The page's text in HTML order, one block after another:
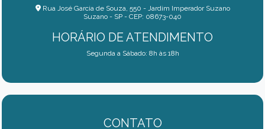
Rua José Garcia de Souza, 550 - Jardim Imperador Suzano
Suzano - SP - CEP: 08673-040
HORÁRIO DE ATENDIMENTO
Segunda a Sábado: 8h às 18h
CONTATO